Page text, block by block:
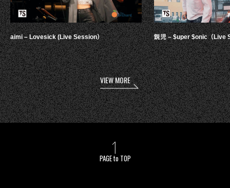
aimi – Lovesick (Live Session） 鋭児 – $uper $onic（Live
VIEW MORE
PAGE to TOP